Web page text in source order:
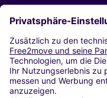
CARSHARING
UNSERE STÄDTE
Paris
Madrid
Washington DC
Mailand
Rom